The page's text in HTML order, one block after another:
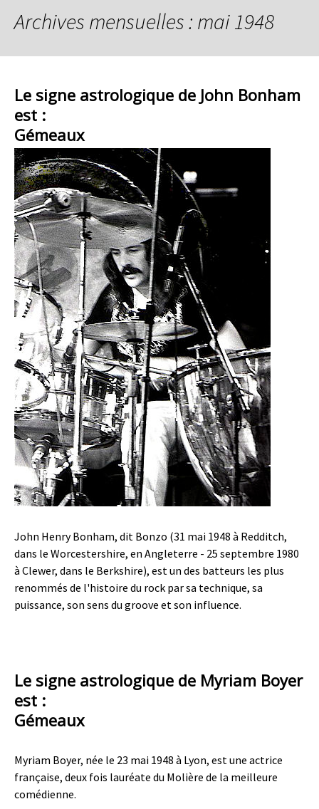
Archives mensuelles : mai 1948
Le signe astrologique de John Bonham
est :
Gémeaux
John Henry Bonham, dit Bonzo (31 mai 1948 à Redditch,
dans le Worcestershire, en Angleterre - 25 septembre 1980
à Clewer, dans le Berkshire), est un des batteurs les plus
renommés de l'histoire du rock par sa technique, sa
puissance, son sens du groove et son influence.
Le signe astrologique de Myriam Boyer
est :
Gémeaux
Myriam Boyer, née le 23 mai 1948 à Lyon, est une actrice
française, deux fois lauréate du Molière de la meilleure
comédienne.